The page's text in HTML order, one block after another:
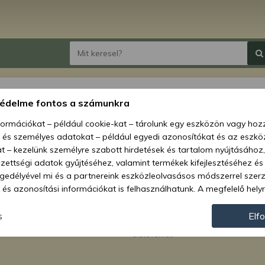
Kapni szeretném a Kelet-Agro Kft.
hírlevélben. Megerősítem, hogy
fontos a számunkra
– például cookie-kat – tárolunk egy eszközön vagy
személyes adatokat – például egyedi azonosítókat és az
– kezelünk személyre szabott hirdetések és tartalom
adatok gyűjtéséhez, valamint termékek kifejlesztéséhez
mi és a partnereink eszközleolvasásos módszerrel
azonosítási információkat is felhasználhatunk. A megfelelő
mi és a partnereink a fent leírtak szerint adatkezelést
megadása vagy elutasítása előtt részletesebb
Felhívjuk figyelmét, hogy személyes adatainak bizonyos
Ön hozzájárulása, de jogában áll tiltakozni az ilyen jellegű